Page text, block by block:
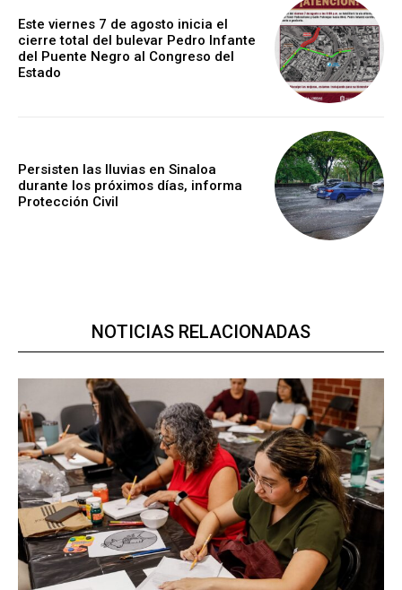
Este viernes 7 de agosto inicia el
cierre total del bulevar Pedro Infante
del Puente Negro al Congreso del
Estado
Persisten las lluvias en Sinaloa
durante los próximos días, informa
Protección Civil
NOTICIAS RELACIONADAS